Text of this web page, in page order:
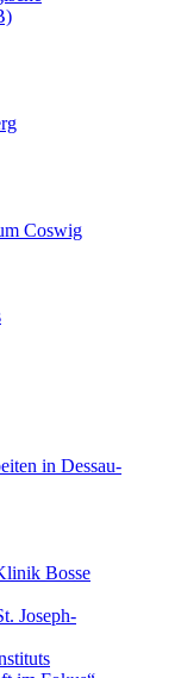
Coswig
in Dessau-
Bosse
Joseph-